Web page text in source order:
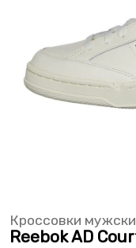
Кроссовки
Reebok AD